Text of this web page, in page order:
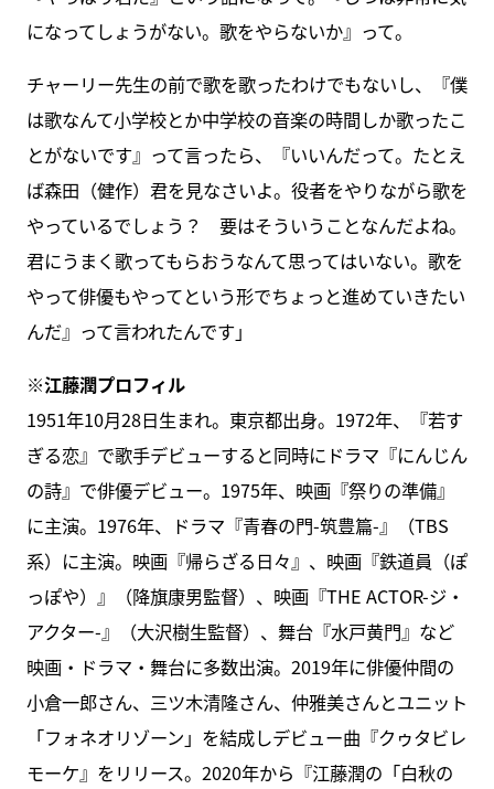
になってしょうがない。歌をやらないか』って。
チャーリー先生の前で歌を歌ったわけでもないし、『僕
は歌なんて小学校とか中学校の音楽の時間しか歌ったこ
とがないです』って言ったら、『いいんだって。たとえ
ば森田（健作）君を見なさいよ。役者をやりながら歌を
やっているでしょう？ 要はそういうことなんだよね。
君にうまく歌ってもらおうなんて思ってはいない。歌を
やって俳優もやってという形でちょっと進めていきたい
んだ』って言われたんです」
※江藤潤プロフィル
1951年10月28日生まれ。東京都出身。1972年、『若す
ぎる恋』で歌手デビューすると同時にドラマ『にんじん
の詩』で俳優デビュー。1975年、映画『祭りの準備』
に主演。1976年、ドラマ『青春の門-筑豊篇-』（TBS
系）に主演。映画『帰らざる日々』、映画『鉄道員（ぽ
っぽや）』（降旗康男監督）、映画『THE ACTOR-ジ・
アクター-』（大沢樹生監督）、舞台『水戸黄門』など
映画・ドラマ・舞台に多数出演。2019年に俳優仲間の
小倉一郎さん、三ツ木清隆さん、仲雅美さんとユニット
「フォネオリゾーン」を結成しデビュー曲『クゥタビレ
モーケ』をリリース。2020年から『江藤潤の「白秋の